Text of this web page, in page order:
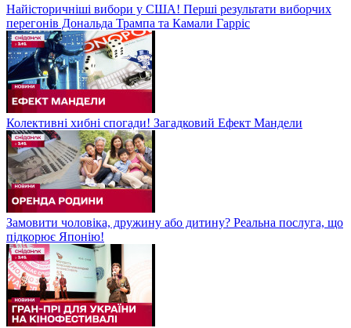
Найісторичніші вибори у США! Перші результати виборчих
перегонів Дональда Трампа та Камали Гарріс
Колективні хибні спогади! Загадковий Ефект Мандели
Замовити чоловіка, дружину або дитину? Реальна послуга, що
підкорює Японію!